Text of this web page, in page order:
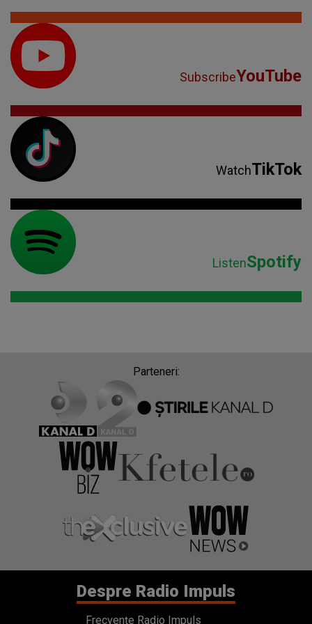
SubscribeYouTube
WatchTikTok
ListenSpotify
Parteneri:
Despre Radio Impuls
Frecvențe Radio Impuls